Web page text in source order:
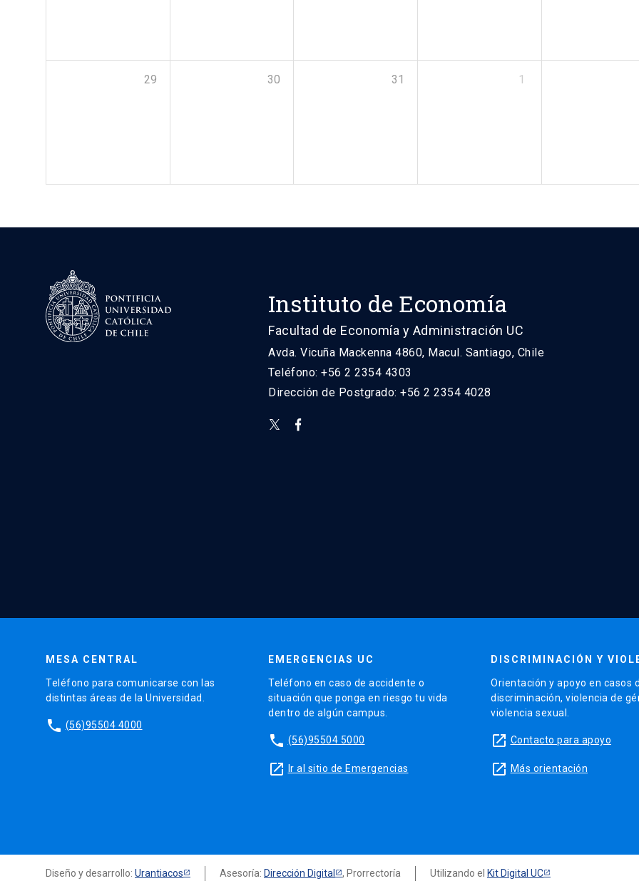
29 30 31 1
Instituto de Economía
Facultad de Economía y Administración UC
Avda. Vicuña Mackenna 4860, Macul. Santiago, Chile
Teléfono: +56 2 2354 4303
Dirección de Postgrado: +56 2 2354 4028
MESA CENTRAL
Teléfono para comunicarse con las
distintas áreas de la Universidad.
phone (56)95504 4000
EMERGENCIAS UC
Teléfono en caso de accidente o
situación que ponga en riesgo tu vida
dentro de algún campus.
phone (56)95504 5000
launch Ir al sitio de Emergencias
DISCRIMINACIÓN Y
Orientación y apoyo en casos
discriminación, violencia de
violencia sexual.
launch Contacto para apoyo
launch Más orientación
Diseño y desarrollo: Urantiacos Asesoría: Dirección Digital , Prorrectoría Utilizando el Kit Digital UC